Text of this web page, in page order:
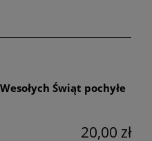
Świąt pochyłe
20,00 zł